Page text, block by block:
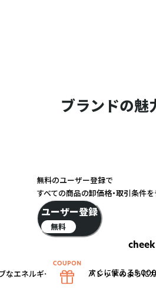
ブランドの魅
cheek
エネルギーを。 カラーパレットのよう
無料のユーザー登録で
すべての商品の卸価格・取引条件
ユーザー登録
無料
すぐに使える